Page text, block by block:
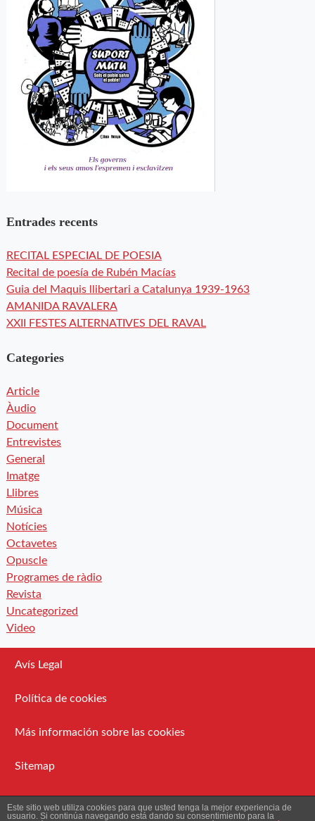
Entrades recents
RECITAL ESPECIAL DE POESIA
Recital de poesía de Rubén Macías
Guia del Maquis llibertari a Catalunya 1939-1963
AMANIDA RAVALERA
XXII FESTES ALTERNATIVES DEL RAVAL
Categories
Article
Àudio
Document
Entrevistes
General
Imatge
Llibres
Música
Notícies
Octavetes
Opuscle
Programes de ràdio
Revista
Uncategorized
Video
Avís Legal
Política de cookies
Más información sobre las cookies
Sitemap
Administració
Este sitio web utiliza cookies para que usted tenga la mejor experiencia de
usuario. Si continúa navegando está dando su consentimiento para la